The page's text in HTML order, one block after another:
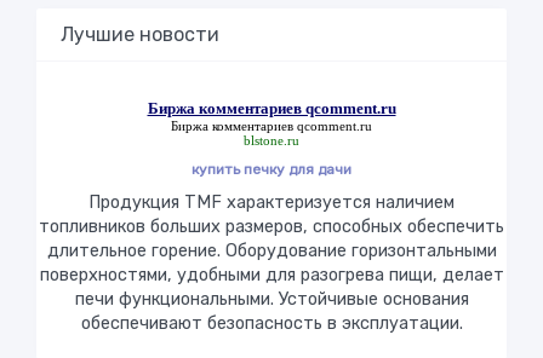
Лучшие новости
Биржа комментариев qcomment.ru
Биржа комментариев qcomment.ru
blstone.ru
купить печку для дачи
Продукция TMF характеризуется наличием
топливников больших размеров, способных обеспечить
длительное горение. Оборудование горизонтальными
поверхностями, удобными для разогрева пищи, делает
печи функциональными. Устойчивые основания
обеспечивают безопасность в эксплуатации.